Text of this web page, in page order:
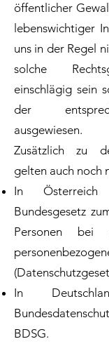
öffentlicher
lebenswichtiger
uns in der Regel
solche
einschlägig sein
der
ausgewiesen.
Zusätzlich zu
gelten auch noch
In
Bundesgesetz
Personen bei
In
BDSG.